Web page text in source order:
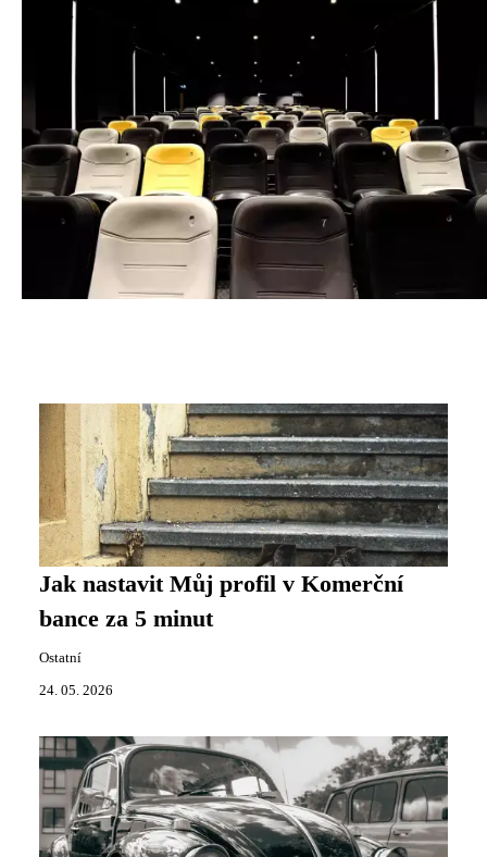
Jak nastavit Můj profil v Komerční
bance za 5 minut
Ostatní
24. 05. 2026